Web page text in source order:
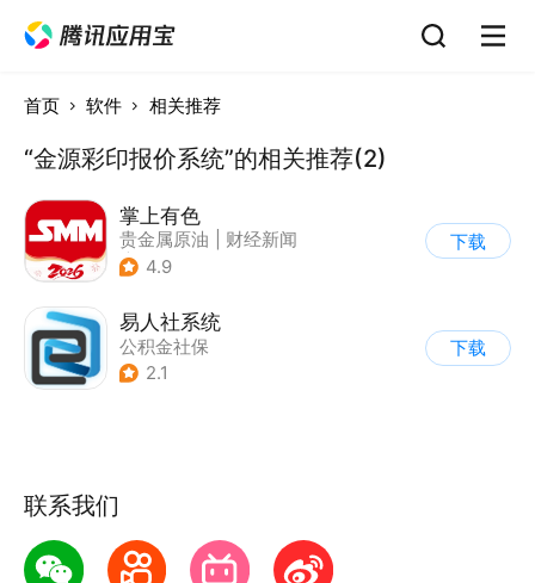
首页 软件 相关推荐
“金源彩印报价系统”的相关推荐(2)
掌上有色
贵金属原油
财经新闻
| 期货
4.9
下载
易人社系统
公积金社保
2.1
下载
联系我们